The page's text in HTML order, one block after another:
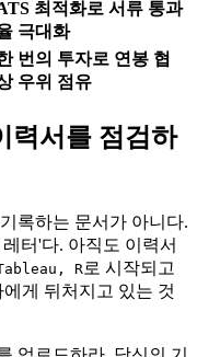
최적화로 서류 통과
극대화
번의 투자로 연봉 협
우위 점유
력서를 점검하
록하는 문서가 아니다.
터'다. 아직도 이력서
R로 시작되고
게 뒤처지고 있는 것